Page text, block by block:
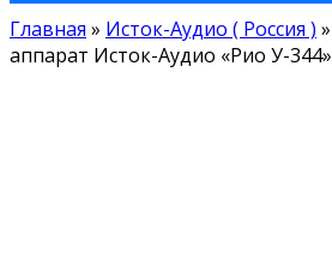
Главная » Исток-Аудио ( Россия ) »
аппарат Исток-Аудио «Рио У-344»